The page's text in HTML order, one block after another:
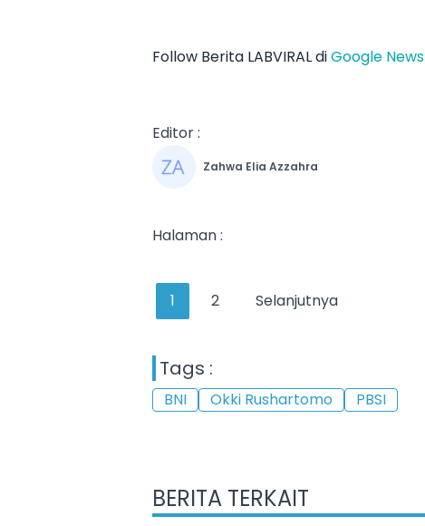
Follow Berita LABVIRAL diGoogle News
Editor :
Zahwa Elia Azzahra
Halaman :
1 2 Selanjutnya
Tags :
BNI Okki Rushartomo PBSI
BERITA TERKAIT